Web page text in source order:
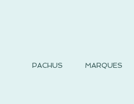
PACHUS MARQUES